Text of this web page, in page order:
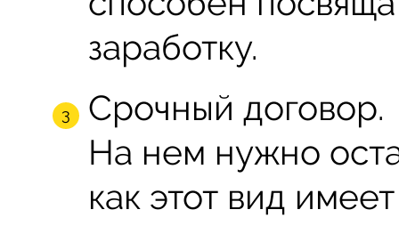
заработку.
Срочный договор.
На нем нужно
как этот вид